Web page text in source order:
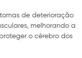
de deterioração
melhorando a
o cérebro dos